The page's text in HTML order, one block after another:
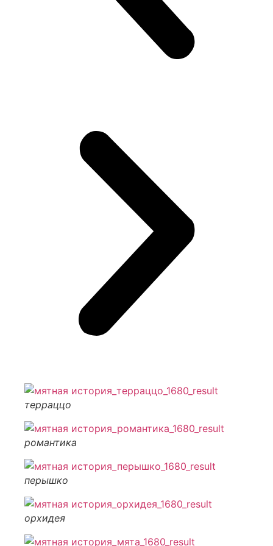
терраццо
романтика
перышко
орхидея